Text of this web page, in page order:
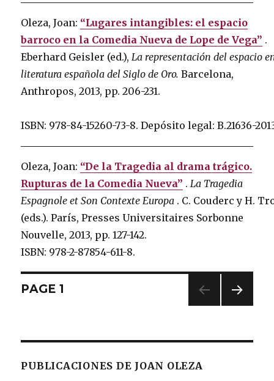
Oleza, Joan: “Lugares intangibles: el espacio
barroco en la Comedia Nueva de Lope de Vega” .
Eberhard Geisler (ed.), La representación del espacio
literatura española del Siglo de Oro.Barcelona, ​​
Anthropos, 2013, pp. 206-231.
ISBN: 978-84-15260-73-8.Depósito legal: B.21636-
Oleza, Joan: “De la Tragedia al drama trágico.
Rupturas de la Comedia Nueva” . La Tragedia
Espagnole et Son Contexte Europa . C. Couderc y H.
(eds.).París, Presses Universitaires Sorbonne
Nouvelle, 2013, pp. 127-142.
ISBN: 978-2-87854-611-8.
Posts
PAGE 1
PUBLICACIONES DE JOAN OLEZA